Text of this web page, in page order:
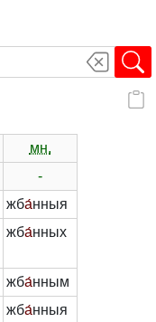
мн.
-
жба́нныя
жба́нных
жба́нным
жба́нныя